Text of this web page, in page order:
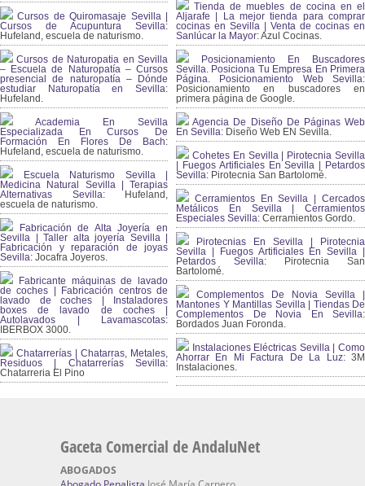
Cursos de Quiromasaje Sevilla |
Cursos de Acupuntura Sevilla:
Hufeland, escuela de naturismo.
Cursos de Naturopatia en Sevilla
– Escuela de Naturopatía – Cursos
presencial de naturopatía – Dónde
estudiar Naturopatía en Sevilla:
Hufeland.
Academia En Sevilla
Especializada En Cursos De
Formación En Flores De Bach:
Hufeland, escuela de naturismo.
Escuela Naturismo Sevilla |
Medicina Natural Sevilla | Terapias
Alternativas Sevilla: Hufeland,
escuela de naturismo.
Fabricación de Alta Joyería en
Sevilla | Taller alta joyería Sevilla |
Fabricación y reparación de joyas
Sevilla: Jocafra Joyeros.
Fabricante máquinas de lavado
de coches | Fabricación centros de
lavado de coches | Instaladores
boxes de lavado de coches |
Autolavados | Lavamascotas:
IBERBOX 3000.
Chatarrerías | Chatarras, Metales,
Residuos | Chatarrerías Sevilla:
Chatarreria El Pino
Tienda de muebles de cocina en el
Aljarafe | La mejor tienda para comprar
cocinas en Sevilla | Venta de cocinas en
Sanlúcar la Mayor:Azul Cocinas.
Posicionamiento En Buscadores
Sevilla. Posiciona Tu Empresa En Primera
Página. Posicionamiento Web Sevilla:
Posicionamiento en buscadores en
primera página de Google.
Agencia De Diseño De Páginas Web
En Sevilla: Diseño Web EN Sevilla.
Cohetes En Sevilla | Pirotecnia Sevilla
| Fuegos Artificiales En Sevilla | Petardos
Sevilla: Pirotecnia San Bartolomé.
Cerramientos En Sevilla | Cercados
Metálicos En Sevilla | Cerramientos
Especiales Sevilla: Cerramientos Gordo.
Pirotecnias En Sevilla | Pirotecnia
Sevilla | Fuegos Artificiales En Sevilla |
Petardos Sevilla: Pirotecnia San
Bartolomé.
Complementos De Novia Sevilla |
Mantones Y Mantillas Sevilla | Tiendas De
Complementos De Novia En Sevilla:
Bordados Juan Foronda.
Instalaciones Eléctricas Sevilla | Como
Ahorrar En Mi Factura De La Luz:3M
Instalaciones.
Gaceta Comercial de AndaluNet
ABOGADOS